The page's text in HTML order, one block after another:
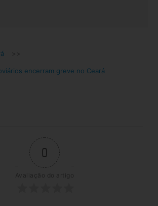
>>
encerram greve no Ceará
0
Avaliação do artigo